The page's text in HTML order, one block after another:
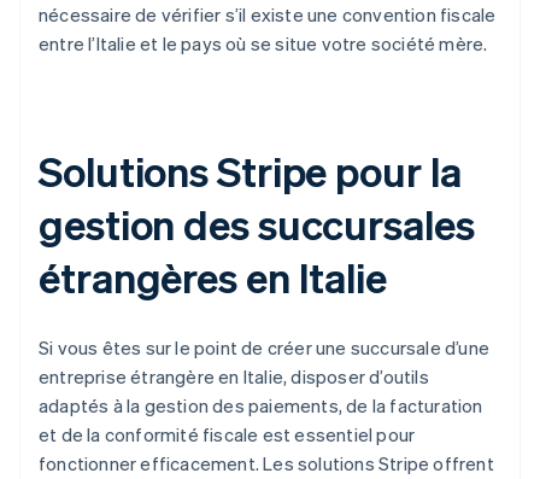
nécessaire de vérifier s’il existe une convention fiscale
entre l’Italie et le pays où se situe votre société mère.
Solutions Stripe pour la
gestion des succursales
étrangères en Italie
Si vous êtes sur le point de créer une succursale d’une
entreprise étrangère en Italie, disposer d’outils
adaptés à la gestion des paiements, de la facturation
et de la conformité fiscale est essentiel pour
fonctionner efficacement. Les solutions Stripe offrent